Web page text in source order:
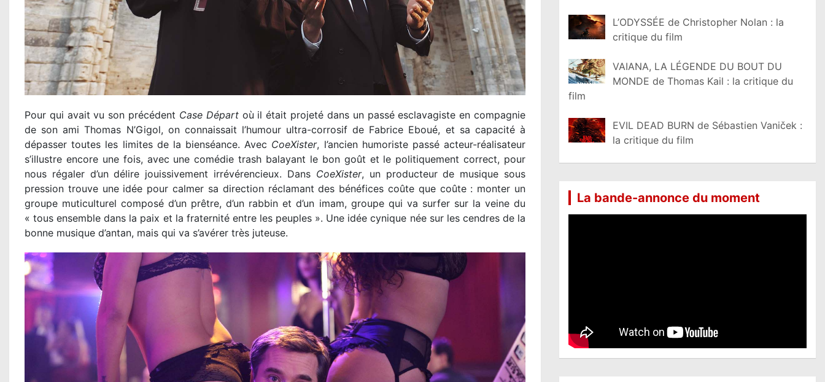
Pour qui avait vu son précédent Case Départoù il était projeté dans un passé esclavagiste en compagnie
de son ami Thomas N’Gigol, on connaissait l’humour ultra-corrosif de Fabrice Eboué, et sa capacité à
dépasser toutes les limites de la bienséance. Avec CoeXister, l’ancien humoriste passé acteur-réalisateur
s’illustre encore une fois, avec une comédie trash balayant le bon goût et le politiquement correct, pour
nous régaler d’un délire jouissivement irrévérencieux. Dans CoeXister, un producteur de musique sous
pression trouve une idée pour calmer sa direction réclamant des bénéfices coûte que coûte : monter un
groupe muticulturel composé d’un prêtre, d’un rabbin et d’un imam, groupe qui va surfer sur la veine du
« tous ensemble dans la paix et la fraternité entre les peuples ». Une idée cynique née sur les cendres de la
bonne musique d’antan, mais qui va s’avérer très juteuse.
L’ODYSSÉE de Christopher Nolan : la
critique du film
VAIANA, LA LÉGENDE DU BOUT DU
MONDE de Thomas Kail : la critique du
film
EVIL DEAD BURN de Sébastien Vaniček :
la critique du film
La bande-annonce du moment